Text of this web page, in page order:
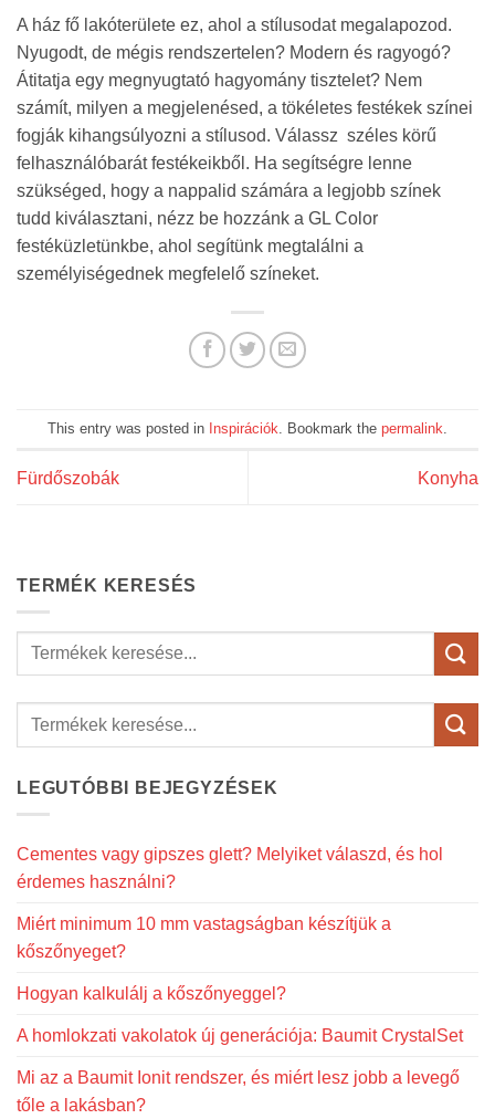
A ház fő lakóterülete ez, ahol a stílusodat megalapozod.
Nyugodt, de mégis rendszertelen? Modern és ragyogó?
Átitatja egy megnyugtató hagyomány tisztelet? Nem
számít, milyen a megjelenésed, a tökéletes festékek színei
fogják kihangsúlyozni a stílusod. Válassz széles körű
felhasználóbarát festékeikből. Ha segítségre lenne
szükséged, hogy a nappalid számára a legjobb színek
tudd kiválasztani, nézz be hozzánk a GL Color
festéküzletünkbe, ahol segítünk megtalálni a
személyiségednek megfelelő színeket.
This entry was posted in Inspirációk . Bookmark the permalink
Fürdőszobák Konyha
TERMÉK KERESÉS
Keresés
LEGUTÓBBI BEJEGYZÉSEK
Cementes vagy gipszes glett? Melyiket válaszd, és hol
érdemes használni?
Miért minimum 10 mm vastagságban készítjük a
kőszőnyeget?
Hogyan kalkulálj a kőszőnyeggel?
A homlokzati vakolatok új generációja: Baumit CrystalSet
Mi az a Baumit Ionit rendszer, és miért lesz jobb a levegő
tőle a lakásban?